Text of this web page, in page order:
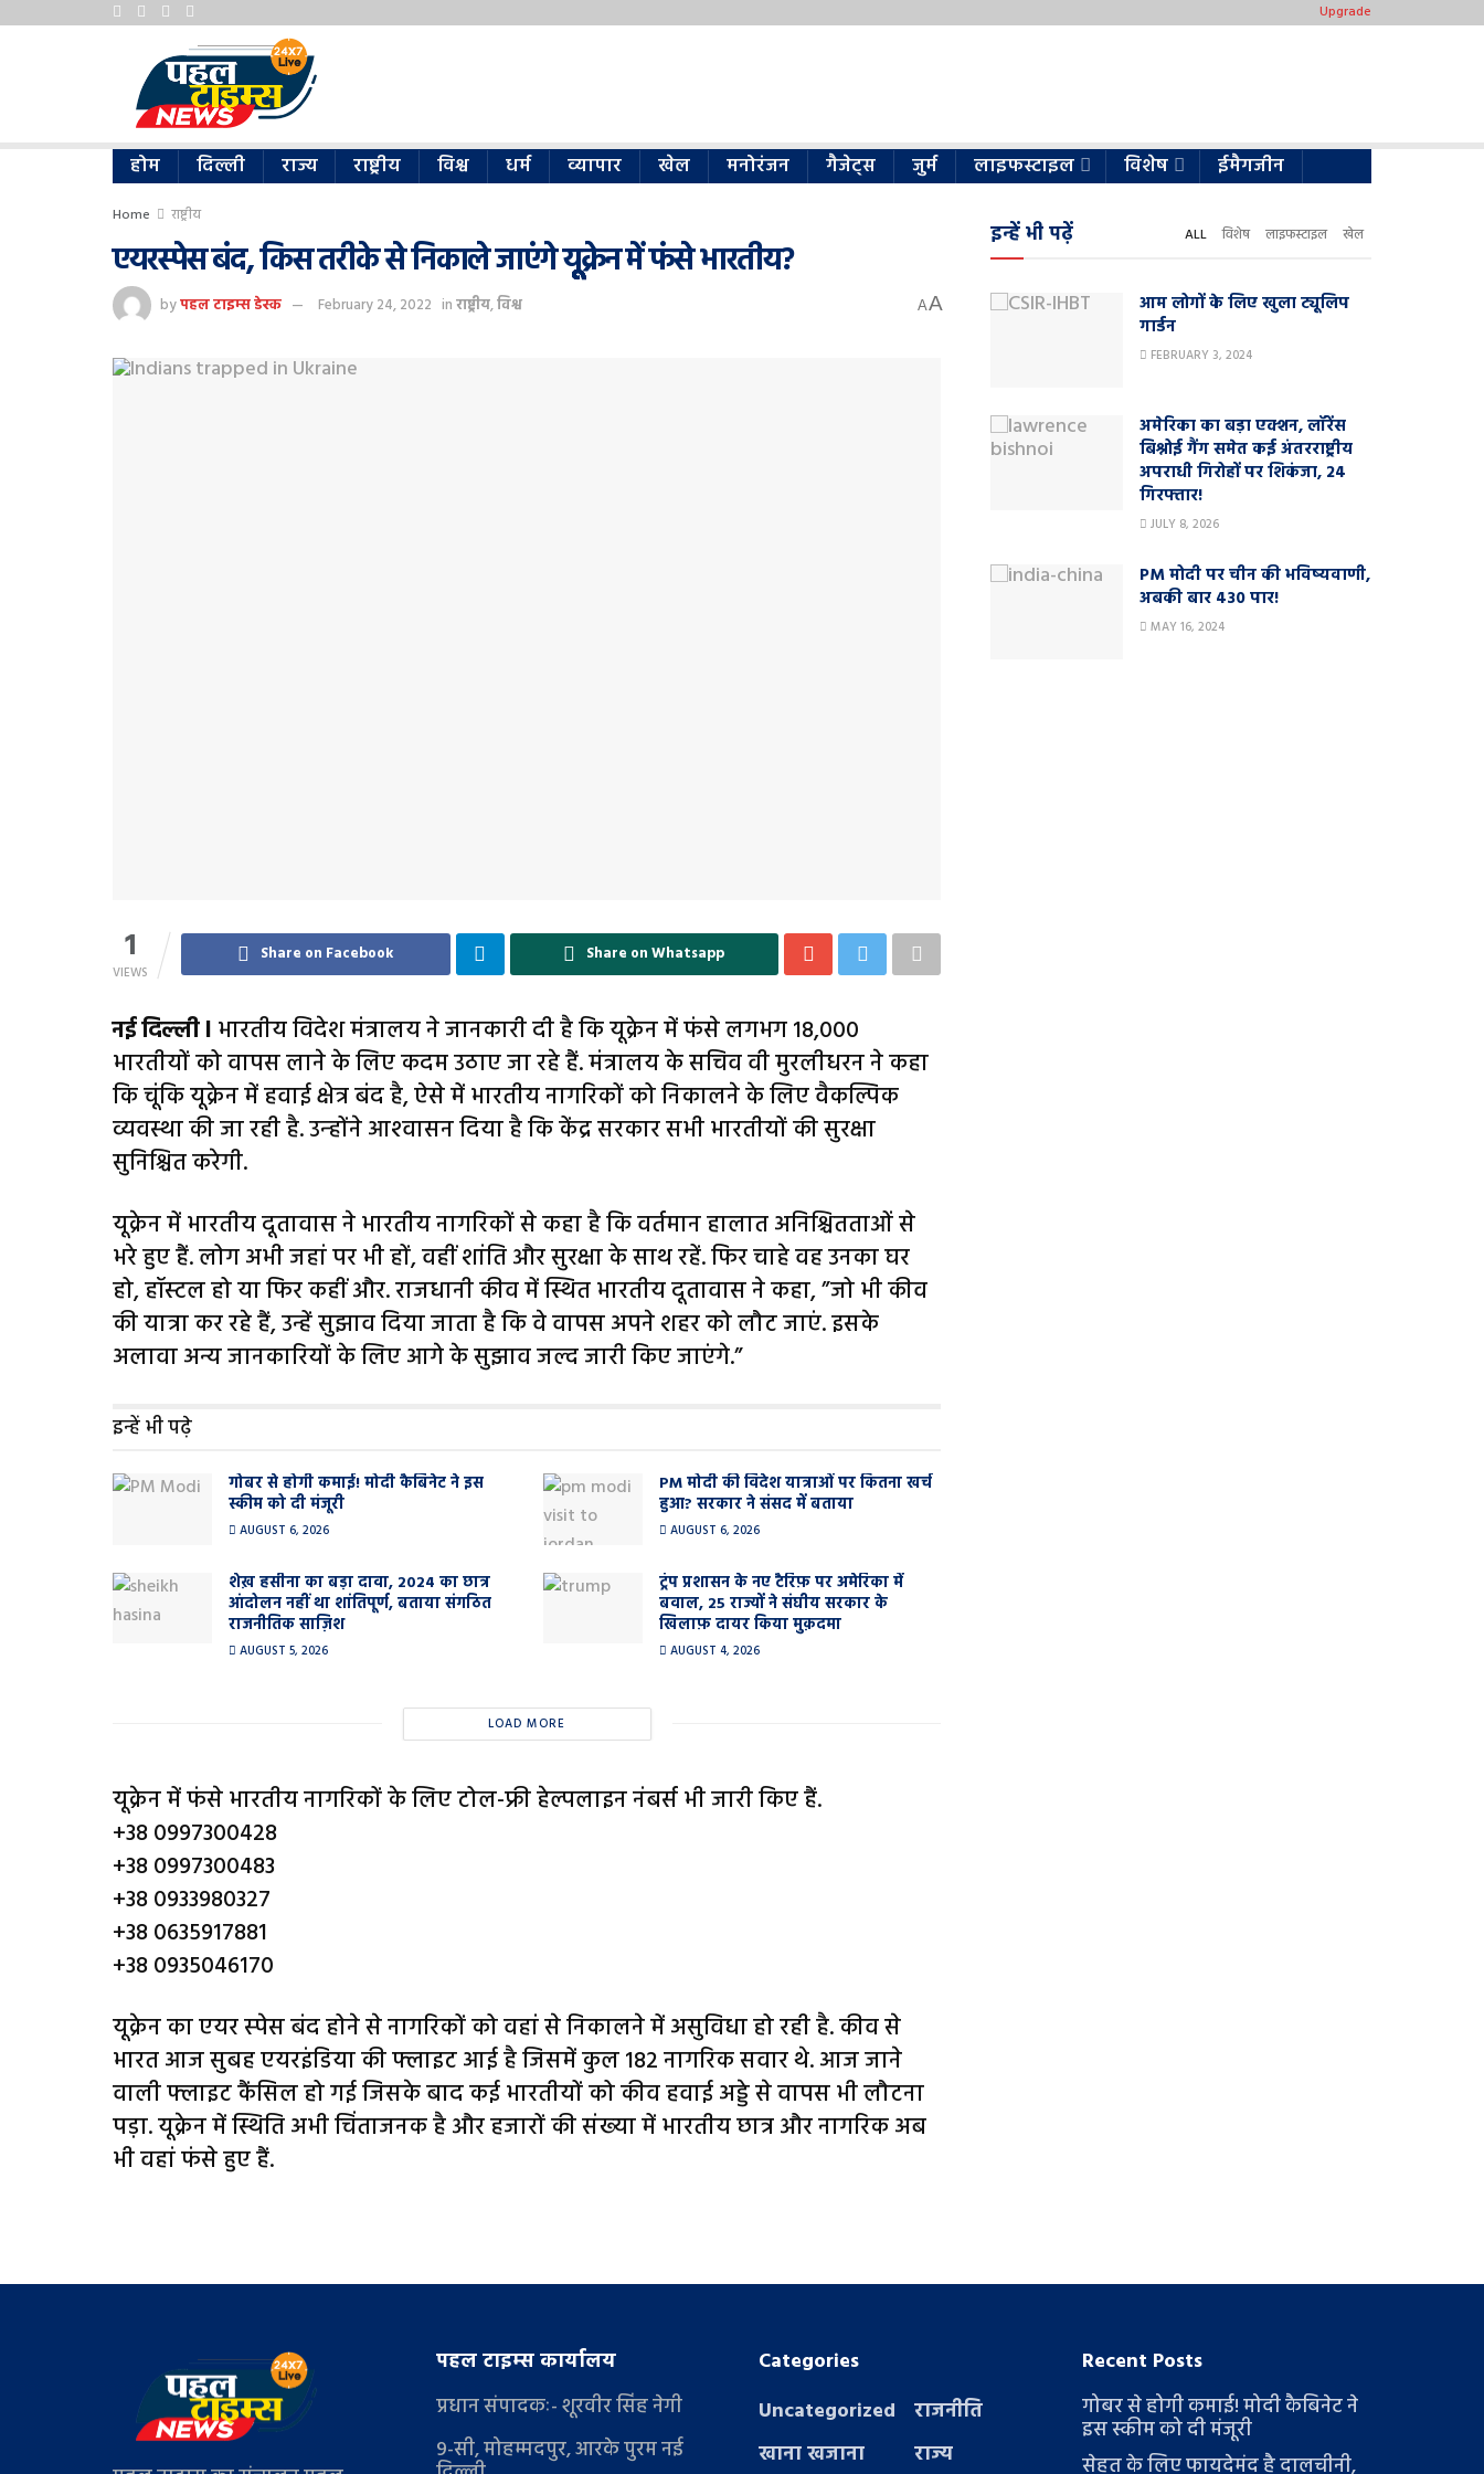
Upgrade
होम दिल्ली राज्य राष्ट्रीय विश्व धर्म व्यापार खेल मनोरंजन गैजेट्स जुर्म लाइफस्टाइल विशेष ईमैगजीन
Home राष्ट्रीय
एयरस्पेस बंद, किस तरीके से निकाले जाएंगे यूूूूूक्रेन में फंसे भारतीय?
byपहल टाइम्स डेस्क February 24, 2022 inराष्ट्रीय,विश्व AA
1
VIEWS
Share on Facebook Share on Whatsapp
नई दिल्‍ली l भारतीय विदेश मंत्रालय ने जानकारी दी है कि यूक्रेन में फंसे लगभग 18,000
भारतीयों को वापस लाने के लिए कदम उठाए जा रहे हैं. मंत्रालय के सचिव वी मुरलीधरन ने कहा
कि चूंकि यूक्रेन में हवाई क्षेत्र बंद है, ऐसे में भारतीय नागरिकों को निकालने के लिए वैकल्पिक
व्यवस्था की जा रही है. उन्‍होंने आश्‍वासन दिया है कि केंद्र सरकार सभी भारतीयों की सुरक्षा
सुनिश्चित करेगी.
यूक्रेन में भारतीय दूतावास ने भारतीय नागरिकों से कहा है कि वर्तमान हालात अनिश्चितताओं से
भरे हुए हैं. लोग अभी जहां पर भी हों, वहीं शांति और सुरक्षा के साथ रहें. फिर चाहे वह उनका घर
हो, हॉस्टल हो या फिर कहीं और. राजधानी कीव में स्थित भारतीय दूतावास ने कहा, ”जो भी कीव
की यात्रा कर रहे हैं, उन्हें सुझाव दिया जाता है कि वे वापस अपने शहर को लौट जाएं. इसके
अलावा अन्य जानकारियों के लिए आगे के सुझाव जल्द जारी किए जाएंगे.”
इन्हें भी पढ़े
गोबर से होगी कमाई! मोदी कैबिनेट ने इस
स्कीम को दी मंजूरी
AUGUST 6, 2026
PM मोदी की विदेश यात्राओं पर कितना खर्च
हुआ? सरकार ने संसद में बताया
AUGUST 6, 2026
शेख़ हसीना का बड़ा दावा, 2024 का छात्र
आंदोलन नहीं था शांतिपूर्ण, बताया संगठित
राजनीतिक साज़िश
AUGUST 5, 2026
ट्रंप प्रशासन के नए टैरिफ़ पर अमेरिका में
बवाल, 25 राज्यों ने संघीय सरकार के
खिलाफ़ दायर किया मुक़दमा
AUGUST 4, 2026
LOAD MORE
यूक्रेन में फंसे भारतीय नागरिकों के लिए टोल-फ्री हेल्पलाइन नंबर्स भी जारी किए हैं.
+38 0997300428
+38 0997300483
+38 0933980327
+38 0635917881
+38 0935046170
यूक्रेन का एयर स्‍पेस बंद होने से नागरिकों को वहां से निकालने में असुविधा हो रही है. कीव से
भारत आज सुबह एयरइंडिया की फ्लाइट आई है जिसमें कुल 182 नागरिक सवार थे. आज जाने
वाली फ्लाइट कैंसिल हो गई जिसके बाद कई भारतीयों को कीव हवाई अड्डे से वापस भी लौटना
पड़ा. यूक्रेन में स्थिति अभी चिंताजनक है और हजारों की संख्‍या में भारतीय छात्र और नागरिक अब
भी वहां फंसे हुए हैं.
इन्हें भी पढ़ें ALL विशेष लाइफस्टाइल खेल
आम लोगों के लिए खुला ट्यूलिप
गार्डन
FEBRUARY 3, 2024
अमेरिका का बड़ा एक्शन, लॉरेंस
बिश्नोई गैंग समेत कई अंतरराष्ट्रीय
अपराधी गिरोहों पर शिकंजा, 24
गिरफ्तार!
JULY 8, 2026
PM मोदी पर चीन की भविष्यवाणी,
अबकी बार 430 पार!
MAY 16, 2024
पहल टाइम्स कार्यालय
प्रधान संपादकः- शूरवीर सिंह नेगी
9-सी, मोहम्मदपुर, आरके पुरम नई
Categories
Uncategorized
खाना खजाना
राजनीति
राज्य
Recent Posts
गोबर से होगी कमाई! मोदी कैबिनेट ने
इस स्कीम को दी मंजूरी
सेहत के लिए फायदेमंद है दालचीनी,